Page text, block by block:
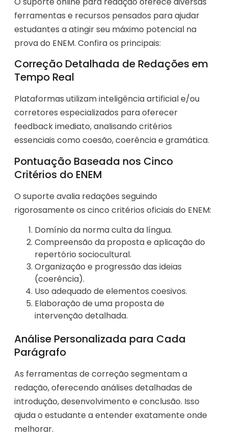
ferramentas e recursos pensados para ajudar
estudantes a atingir seu máximo potencial na
prova do ENEM. Confira os principais:
Correção Detalhada de Redações em
Tempo Real
Plataformas utilizam inteligência artificial e/ou
corretores especializados para oferecer
feedback imediato, analisando critérios
essenciais como coesão, coerência e gramática.
Pontuação Baseada nos Cinco
Critérios do ENEM
O suporte avalia redações seguindo
rigorosamente os cinco critérios oficiais do ENEM:
Domínio da norma culta da língua.
Compreensão da proposta e aplicação do
repertório sociocultural.
Organização e progressão das ideias
(coerência).
Uso adequado de elementos coesivos.
Elaboração de uma proposta de
intervenção detalhada.
Análise Personalizada para Cada
Parágrafo
As ferramentas de correção segmentam a
redação, oferecendo análises detalhadas de
introdução, desenvolvimento e conclusão. Isso
ajuda o estudante a entender exatamente onde
melhorar.